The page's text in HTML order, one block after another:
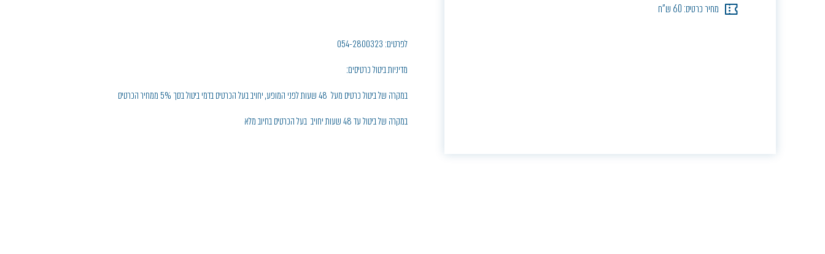
מחיר כרטיס: 60 ש"ח
לפרטים: 054-2800323
מדיניות ביטול כרטיסים:
במקרה של ביטול כרטיס מעל 48 שעות לפני המופע, יחויב בעל הכרטיס בדמי ביטול בסך 5% ממחיר הכרטיס
במקרה של ביטול עד 48 שעות יחויב בעל הכרטיס בחיוב מלא